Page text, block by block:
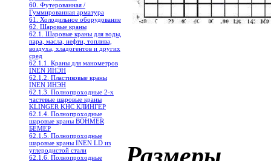
60. Футерованная /
Гуммированная арматура
61. Холодильное oборудование
62. Шаровые краны
62.1. Шаровые краны для воды,
пара, масла, нефти, топлива,
воздуха, хладогентов и других
сред
62.1.1. Краны для манометров
INEN ИНЭН
62.1.2. Пластиковые краны
INEN ИНЭН
62.1.3. Полнопроходные 2-х
частевые шаровые краны
KLINGER KHC КЛИНГЕР
62.1.4. Полнопроходные
шаровые краны BOHMER
БЕМЕР
62.1.5. Полнопроходные
шаровые краны INEN LD из
углеродистой стали
62.1.6. Полнопроходные
Размеры